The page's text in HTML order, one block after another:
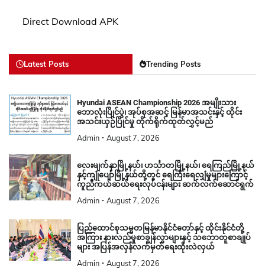
Direct Download APK
Latest Posts Trending Posts
Hyundai ASEAN Championship 2026 အမျိုးသား
ဘောလုံးပြိုင်ပွဲ၊ အုပ်စုအဆင့် မြန်မာအသင်းနှင့် ထိုင်း
အသင်းယှဉ်ပြိုင်မှု တိုက်ရိုက်ထုတ်လွှင့်မည်
Admin August 7, 2026
လေးမျက်နှာမြို့နယ်၊ ဟင်္သာတမြို့နယ်၊ ရေကြည်မြို့နယ်
နှင့်ကျုံပျော်မြို့နယ်တို့တွင် ရေကြီးရေလျှံမှုများကြောင့်
ကူညီကယ်ဆယ်ရေးလုပ်ငန်းများ ဆက်လက်ဆောင်ရွက်
Admin August 7, 2026
ပြည်ထောင်စုသမ္မတမြန်မာနိုင်ငံတော်နှင့် ထိုင်းနိုင်ငံတို့
အကြား နားလည်မှုစာချွန်လွှာများနှင့် သဘောတူစာချုပ်
များ အပြန်အလှန်လက်မှတ်ရေးထိုးလဲလှယ်
Admin August 7, 2026